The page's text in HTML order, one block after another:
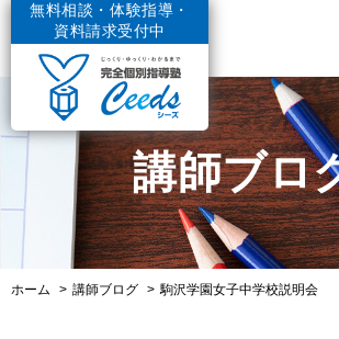
無料相談・体験指導・
資料請求受付中
講師ブロ
ホーム 講師ブログ 駒沢学園女子中学校説明会